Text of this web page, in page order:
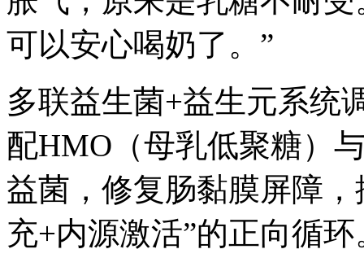
可以安心喝奶了。”
多联益生菌+益生元系统
配HMO（母乳低聚糖）
益菌，修复肠黏膜屏障
充+内源激活”的正向循环